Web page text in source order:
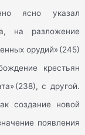
ясно указал
на разложение
орудий» (245)
крестьян
(238), с другой.
создание новой
появления